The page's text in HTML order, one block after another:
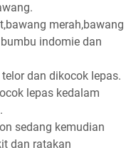
merah,bawang
indomie dan
dan dikocok lepas.
lepas kedalam
sedang kemudian
dan ratakan